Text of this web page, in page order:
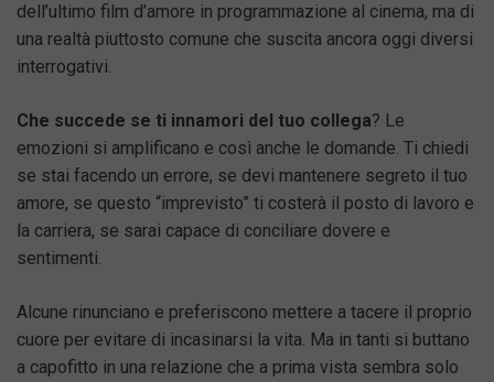
dell’ultimo film d’amore in programmazione al cinema, ma di
una realtà piuttosto comune che suscita ancora oggi diversi
interrogativi.
Che succede se ti innamori del tuo collega? Le
emozioni si amplificano e così anche le domande. Ti chiedi
se stai facendo un errore, se devi mantenere segreto il tuo
amore, se questo “imprevisto” ti costerà il posto di lavoro e
la carriera, se sarai capace di conciliare dovere e
sentimenti.
Alcune rinunciano e preferiscono mettere a tacere il proprio
cuore per evitare di incasinarsi la vita. Ma in tanti si buttano
a capofitto in una relazione che a prima vista sembra solo